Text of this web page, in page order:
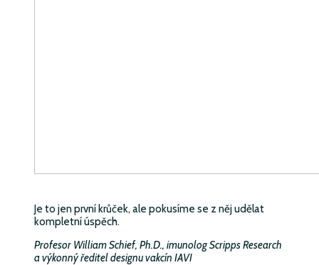
Je to jen první krůček, ale pokusíme se z něj udělat
kompletní úspěch.
Profesor William Schief, Ph.D., imunolog Scripps Research
a výkonný ředitel designu vakcín IAVI